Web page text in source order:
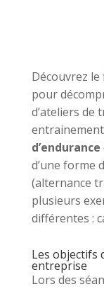
Découvrez
pour
d’ateliers de
d’endurance
d’une forme
(alternance
plusieurs
différentes :
Les objectifs
entreprise
Lors des